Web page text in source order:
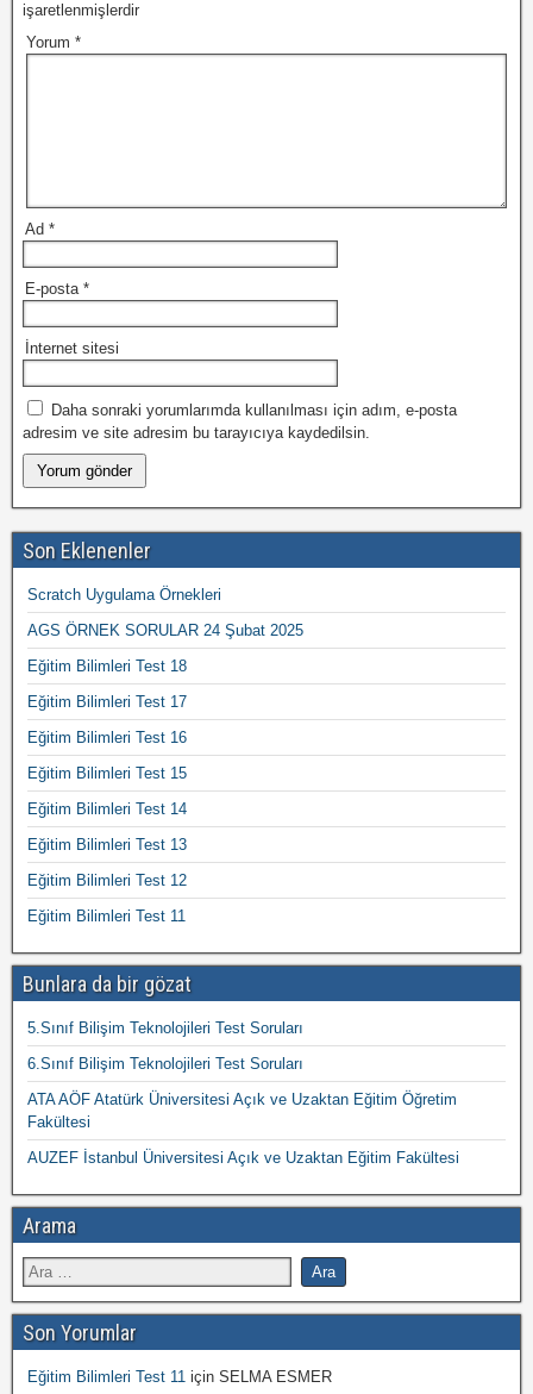
işaretlenmişlerdir
Yorum *
Ad *
E-posta *
İnternet sitesi
Daha sonraki yorumlarımda kullanılması için adım, e-posta
adresim ve site adresim bu tarayıcıya kaydedilsin.
Son Eklenenler
Scratch Uygulama Örnekleri
AGS ÖRNEK SORULAR 24 Şubat 2025
Eğitim Bilimleri Test 18
Eğitim Bilimleri Test 17
Eğitim Bilimleri Test 16
Eğitim Bilimleri Test 15
Eğitim Bilimleri Test 14
Eğitim Bilimleri Test 13
Eğitim Bilimleri Test 12
Eğitim Bilimleri Test 11
Bunlara da bir gözat
5.Sınıf Bilişim Teknolojileri Test Soruları
6.Sınıf Bilişim Teknolojileri Test Soruları
ATA AÖF Atatürk Üniversitesi Açık ve Uzaktan Eğitim Öğretim
Fakültesi
AUZEF İstanbul Üniversitesi Açık ve Uzaktan Eğitim Fakültesi
Arama
Son Yorumlar
Eğitim Bilimleri Test 11 için SELMA ESMER